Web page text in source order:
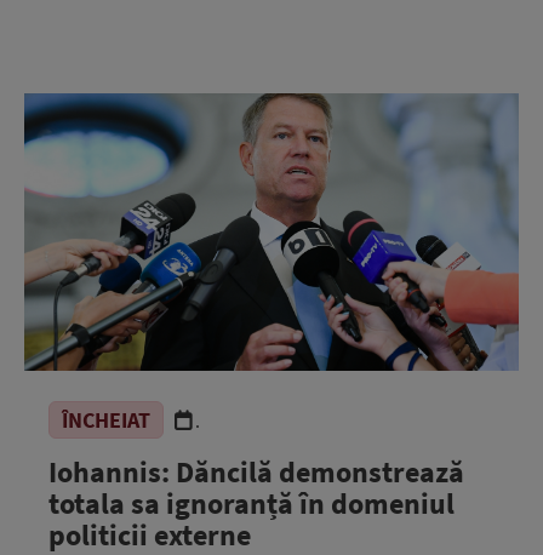
ÎNCHEIAT .
Iohannis: Dăncilă demonstrează
totala sa ignoranță în domeniul
politicii externe